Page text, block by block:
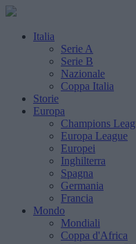
Italia
Serie A
Serie B
Nazionale
Coppa Italia
Storie
Europa
Champions
Europa League
Europei
Inghilterra
Spagna
Germania
Francia
Mondo
Mondiali
Coppa d'Africa